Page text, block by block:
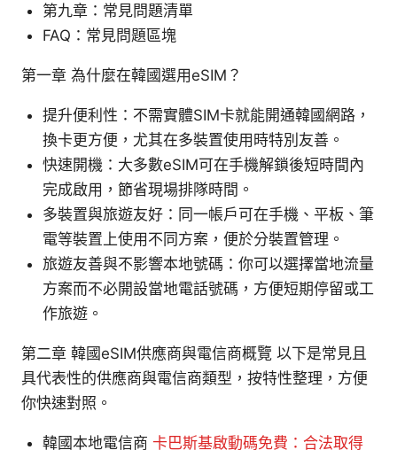
第九章：常見問題清單
FAQ：常見問題區塊
第一章 為什麼在韓國選用eSIM？
提升便利性：不需實體SIM卡就能開通韓國網路，
換卡更方便，尤其在多裝置使用時特別友善。
快速開機：大多數eSIM可在手機解鎖後短時間內
完成啟用，節省現場排隊時間。
多裝置與旅遊友好：同一帳戶可在手機、平板、筆
電等裝置上使用不同方案，便於分裝置管理。
旅遊友善與不影響本地號碼：你可以選擇當地流量
方案而不必開設當地電話號碼，方便短期停留或工
作旅遊。
第二章 韓國eSIM供應商與電信商概覽 以下是常見且
具代表性的供應商與電信商類型，按特性整理，方便
你快速對照。
韓國本地電信商 卡巴斯基啟動碼免費：合法取得